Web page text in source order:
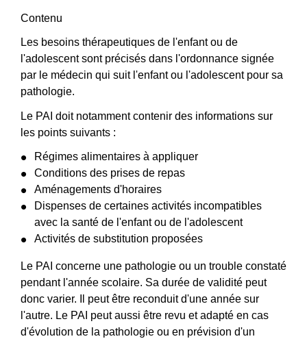
Contenu
Les besoins thérapeutiques de l'enfant ou de
l'adolescent sont précisés dans l'ordonnance signée
par le médecin qui suit l'enfant ou l'adolescent pour sa
pathologie.
Le PAI doit notamment contenir des informations sur
les points suivants :
Régimes alimentaires à appliquer
Conditions des prises de repas
Aménagements d'horaires
Dispenses de certaines activités incompatibles
avec la santé de l'enfant ou de l'adolescent
Activités de substitution proposées
Le PAI concerne une pathologie ou un trouble constaté
pendant l'année scolaire. Sa durée de validité peut
donc varier. Il peut être reconduit d'une année sur
l'autre. Le PAI peut aussi être revu et adapté en cas
d'évolution de la pathologie ou en prévision d'un